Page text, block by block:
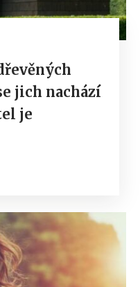
jich nachází
je